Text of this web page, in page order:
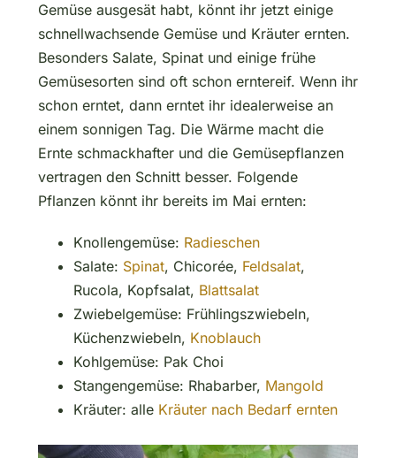
Gemüse ausgesät habt, könnt ihr jetzt einige
schnellwachsende Gemüse und Kräuter ernten.
Besonders Salate, Spinat und einige frühe
Gemüsesorten sind oft schon erntereif. Wenn ihr
schon erntet, dann erntet ihr idealerweise an
einem sonnigen Tag. Die Wärme macht die
Ernte schmackhafter und die Gemüsepflanzen
vertragen den Schnitt besser. Folgende
Pflanzen könnt ihr bereits im Mai ernten:
Knollengemüse: Radieschen
Salate: Spinat, Chicorée, Feldsalat,
Rucola, Kopfsalat, Blattsalat
Zwiebelgemüse: Frühlingszwiebeln,
Küchenzwiebeln, Knoblauch
Kohlgemüse: Pak Choi
Stangengemüse: Rhabarber, Mangold
Kräuter: alle Kräuter nach Bedarf ernten